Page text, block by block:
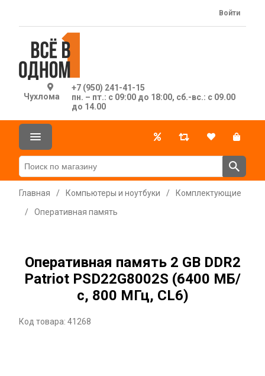
Чухлома
+7 (950) 241-41-15
пн. – пт.: с 09:00 до 18:00, сб.-вс.: с 09.00
до 14.00
Войти
Главная / Компьютеры и ноутбуки /
Комплектующие
/
Оперативная память
Оперативная память 2 GB DDR2
Patriot PSD22G8002S (6400 МБ/
с, 800 МГц, CL6)
Код товара: 41268